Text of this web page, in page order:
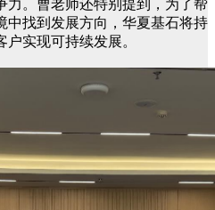
力。曹老师还特别提到，为了帮
中找到发展方向，华夏基石将持
实现可持续发展。